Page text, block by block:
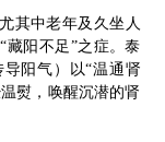
其中老年及久坐人
藏阳不足”之症。泰
阳气）以“温通肾
熨，唤醒沉潜的肾